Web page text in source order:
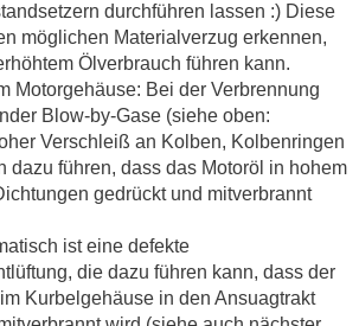
durchführen lassen :) Diese
möglichen Materialverzug erkennen,
Ölverbrauch führen kann.
Motorgehäuse: Bei der Verbrennung
Blow-by-Gase (siehe oben:
Verschleiß an Kolben, Kolbenringen
dazu führen, dass das Motoröl in hohem
gedrückt und mitverbrannt
ist eine defekte
die dazu führen kann, dass der
Kurbelgehäuse in den Ansuagtrakt